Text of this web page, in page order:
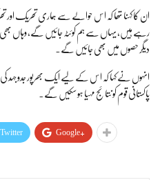
ان کا کہنا تھا کہ اس حوالے سے ہماری تحریک اور
رہے ہیں، یہاں سے ہم کوئٹہ جائیں گے، وہاں
دیگر حصوں میں بھی جائیں گے۔
انہوں نے کہا کہ اس کے لیے ایک بھرپور جدوجہد
پاکستانی قوم کو نتائج مہیا ہو سکیں گے۔
Twitter Google+